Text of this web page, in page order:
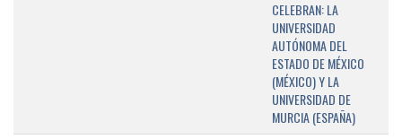
CELEBRAN: LA
UNIVERSIDAD
AUTÓNOMA DEL
ESTADO DE MÉXICO
(MÉXICO) Y LA
UNIVERSIDAD DE
MURCIA (ESPAÑA)